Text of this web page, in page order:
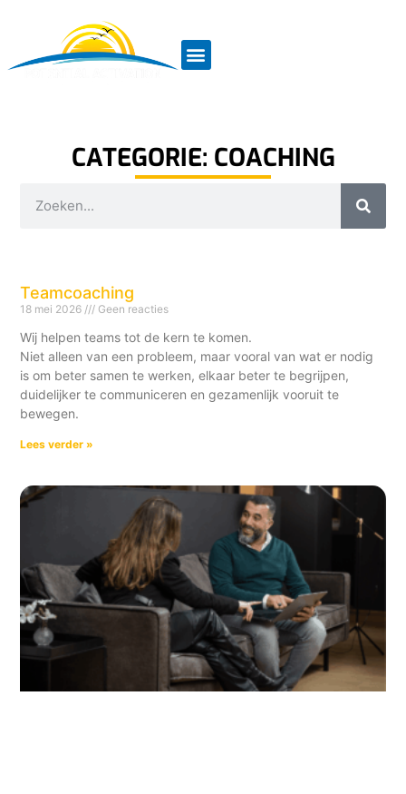
CATEGORIE: COACHING
Teamcoaching
18 mei 2026 Geen reacties
Wij helpen teams tot de kern te komen.
Niet alleen van een probleem, maar vooral van wat er nodig
is om beter samen te werken, elkaar beter te begrijpen,
duidelijker te communiceren en gezamenlijk vooruit te
bewegen.
Lees verder »